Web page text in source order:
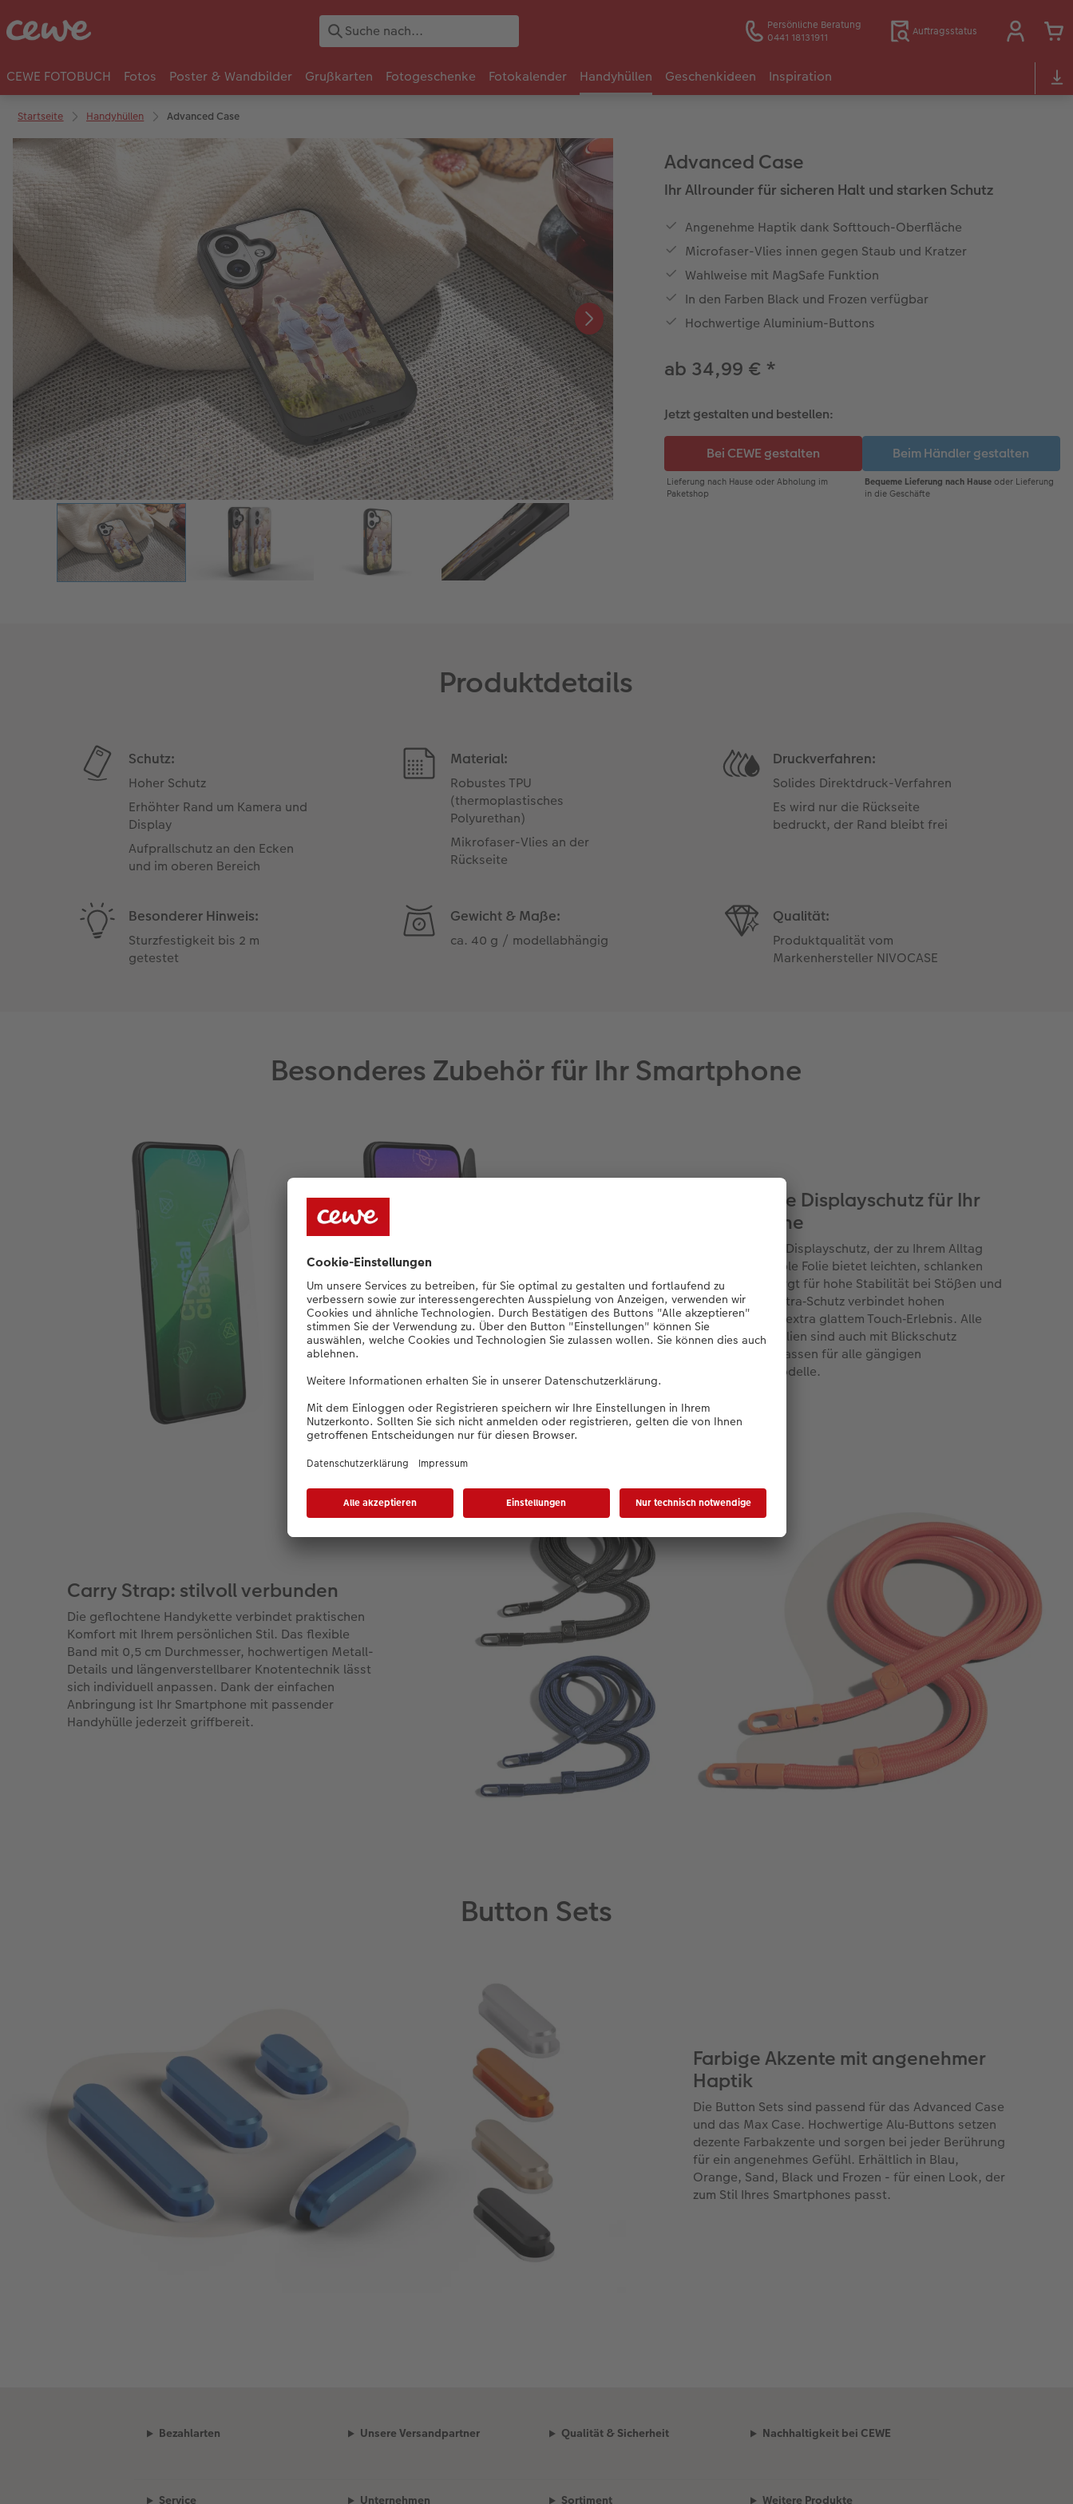
Persönliche Beratung
0441 18131911
Auftragsstatus
CEWE FOTOBUCH Fotos Poster & Wandbilder Grußkarten Fotogeschenke Fotokalender Handyhüllen Geschenkideen Inspiration
Startseite Handyhüllen Advanced Case
Advanced Case
Ihr Allrounder für sicheren Halt und starken Schutz
Angenehme Haptik dank Softtouch-Oberfläche
Microfaser-Vlies innen gegen Staub und Kratzer
Wahlweise mit MagSafe Funktion
In den Farben Black und Frozen verfügbar
Hochwertige Aluminium-Buttons
ab 34,99 € *
Jetzt gestalten und bestellen:
Produktdetails
Schutz:
Hoher Schutz
Erhöhter Rand um Kamera und
Display
Aufprallschutz an den Ecken
und im oberen Bereich
Material:
Robustes TPU
(thermoplastisches
Polyurethan)
Mikrofaser-Vlies an der
Rückseite
Druckverfahren:
Solides Direktdruck-Verfahren
Es wird nur die Rückseite
bedruckt, der Rand bleibt frei
Besonderer Hinweis:
Sturzfestigkeit bis 2 m
getestet
Gewicht & Maße:
ca. 40 g / modellabhängig
Qualität:
Produktqualität vom
Markenhersteller NIVOCASE
Besonderes Zubehör für Ihr Smartphone
Der richtige Displayschutz für Ihr
Smartphone
Wählen Sie den Displayschutz, der zu Ihrem Alltag
passt: Die flexible Folie bietet leichten, schlanken
Schutz, Glas sorgt für hohe Stabilität bei Stößen und
Kratzern. Der Ultra‑Schutz verbindet hohen
Kratzschutz mit extra glattem Touch‑Erlebnis. Alle
Displayschutzfolien sind auch mit Blickschutz
erhältlich und passen für alle gängigen
Smartphone‑Modelle.
Carry Strap: stilvoll verbunden
Die geflochtene Handykette verbindet praktischen
Komfort mit Ihrem persönlichen Stil. Das flexible
Band mit 0,5 cm Durchmesser, hochwertigen Metall-
Details und längenverstellbarer Knotentechnik lässt
sich individuell anpassen. Dank der einfachen
Anbringung ist Ihr Smartphone mit passender
Handyhülle jederzeit griffbereit.
Button Sets
Farbige Akzente mit angenehmer
Haptik
Die Button Sets sind passend für das Advanced Case
und das Max Case. Hochwertige Alu‑Buttons setzen
dezente Farbakzente und sorgen bei jeder Berührung
für ein angenehmes Gefühl. Erhältlich in Blau,
Orange, Sand, Black und Frozen - für einen Look, der
zum Stil Ihres Smartphones passt.
Bezahlarten Unsere Versandpartner Qualität & Sicherheit Nachhaltigkeit bei CEWE
Service Unternehmen Sortiment Weitere Produkte